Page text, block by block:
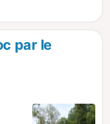
par le